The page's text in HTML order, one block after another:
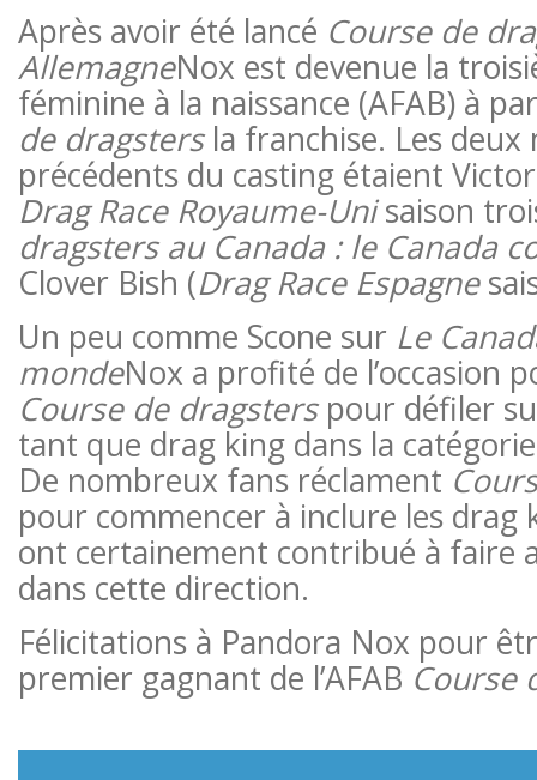
Après avoir été lancé Course de
AllemagneNox est devenue la
féminine à la naissance (AFAB) à
de dragstersla franchise. Les deux
précédents du casting étaient
Drag Race Royaume-Unisaison
dragsters au Canada : le Canada
Clover Bish (Drag Race Espagne
Un peu comme Scone sur Le
mondeNox a profité de l’occasion
Course de dragsterspour défiler
tant que drag king dans la
De nombreux fans réclament
pour commencer à inclure les drag
ont certainement contribué à faire
dans cette direction.
Félicitations à Pandora Nox pour
premier gagnant de l’AFAB Course